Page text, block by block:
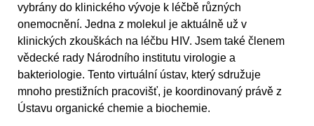
vybrány do klinického vývoje k léčbě různých
onemocnění. Jedna z molekul je aktuálně už v
klinických zkouškách na léčbu HIV. Jsem také členem
vědecké rady Národního institutu virologie a
bakteriologie. Tento virtuální ústav, který sdružuje
mnoho prestižních pracovišť, je koordinovaný právě z
Ústavu organické chemie a biochemie.